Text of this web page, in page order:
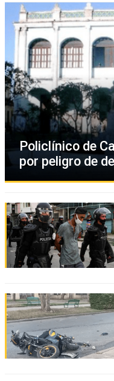
Policlínico de
por peligro de